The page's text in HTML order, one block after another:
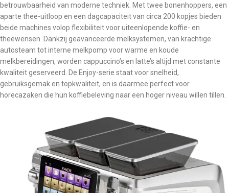
betrouwbaarheid van moderne techniek. Met twee bonenhoppers, een
aparte thee-uitloop en een dagcapaciteit van circa 200 kopjes bieden
beide machines volop flexibiliteit voor uiteenlopende koffie- en
theewensen. Dankzij geavanceerde melksystemen, van krachtige
autosteam tot interne melkpomp voor warme en koude
melkbereidingen, worden cappuccino’s en latte’s altijd met constante
kwaliteit geserveerd. De Enjoy-serie staat voor snelheid,
gebruiksgemak en topkwaliteit, en is daarmee perfect voor
horecazaken die hun koffiebeleving naar een hoger niveau willen tillen.